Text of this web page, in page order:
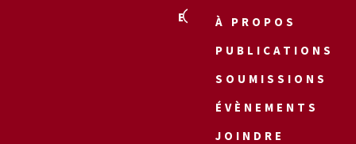
EN
À PROPOS
PUBLICATIONS
SOUMISSIONS
ÉVÈNEMENTS
JOINDRE